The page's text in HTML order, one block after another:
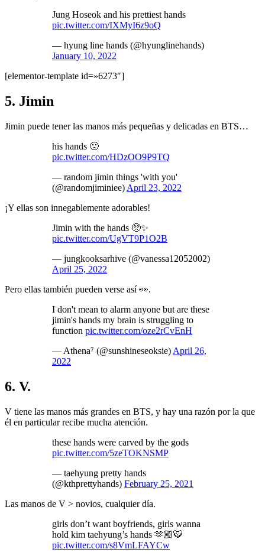
Jung Hoseok and his prettiest hands
pic.twitter.com/IXMyI6z9oQ
— hyung line hands (@hyunglinehands)
January 10, 2022
[elementor-template id=»6273″]
5. Jimin
Jimin puede tener las manos más pequeñas y delicadas en BTS…
his hands 🙁
pic.twitter.com/HDzOO9P9TQ
— random jimin things 'with you'
(@randomjiminiee) April 23, 2022
¡Y ellas son innegablemente adorables!
Jimin with the hands 🥺✨
pic.twitter.com/UgVT9P1O2B
— jungkooksarhive (@vanessa12052002)
April 25, 2022
Pero ellas también pueden verse así 👀.
I don't mean to alarm anyone but are these
jimin's hands my brain is struggling to
function pic.twitter.com/oze2rCvEnH
— Athena⁷ (@sunshineseoksie) April 26,
2022
6. V.
V tiene las manos más grandes en BTS, y hay una razón por la que
él en particular recibe mucha atención.
these hands were carved by the gods
pic.twitter.com/5zeTOKNSMP
— taehyung pretty hands
(@kthprettyhands) February 25, 2021
Las manos de V > novios, cualquier día.
girls don’t want boyfriends, girls wanna
hold kim taehyung’s hands 🫶🏼🐯
pic.twitter.com/s8VmLFAYCw